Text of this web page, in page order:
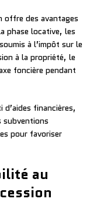
offre des avantages
phase locative, les
à l’impôt sur le
à la propriété, le
foncière pendant
financières,
subventions
pour favoriser
au